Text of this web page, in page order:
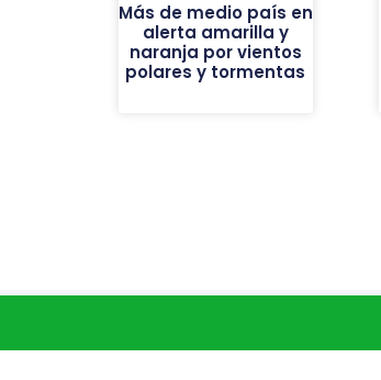
Más de medio país en
alerta amarilla y
naranja por vientos
polares y tormentas